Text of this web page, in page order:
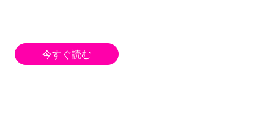
今すぐ読む